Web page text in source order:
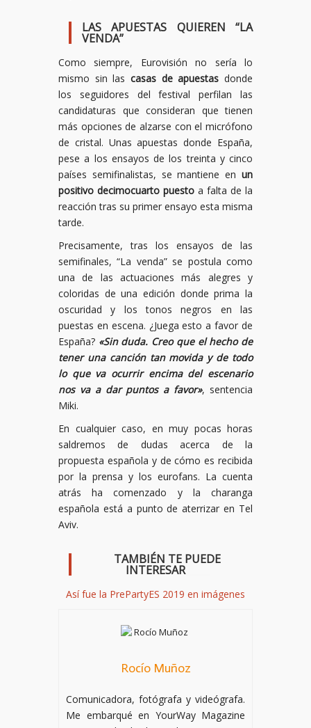
LAS APUESTAS QUIEREN “LA
VENDA”
Como siempre, Eurovisión no sería lo
mismo sin las casas de apuestas donde
los seguidores del festival perfilan las
candidaturas que consideran que tienen
más opciones de alzarse con el micrófono
de cristal. Unas apuestas donde España,
pese a los ensayos de los treinta y cinco
países semifinalistas, se mantiene en un
positivo decimocuarto puesto a falta de la
reacción tras su primer ensayo esta misma
tarde.
Precisamente, tras los ensayos de las
semifinales, “La venda” se postula como
una de las actuaciones más alegres y
coloridas de una edición donde prima la
oscuridad y los tonos negros en las
puestas en escena. ¿Juega esto a favor de
España? «Sin duda. Creo que el hecho de
tener una canción tan movida y de todo
lo que va ocurrir encima del escenario
nos va a dar puntos a favor», sentencia
Miki.
En cualquier caso, en muy pocas horas
saldremos de dudas acerca de la
propuesta española y de cómo es recibida
por la prensa y los eurofans. La cuenta
atrás ha comenzado y la charanga
española está a punto de aterrizar en Tel
Aviv.
TAMBIÉN TE PUEDE
INTERESAR_____
Así fue la PrePartyES 2019 en imágenes
Rocío Muñoz
Comunicadora, fotógrafa y videógrafa.
Me embarqué en YourWay Magazine